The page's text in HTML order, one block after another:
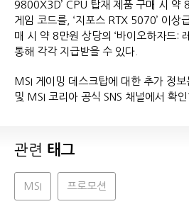
9800X3D’ CPU 탑재 제품 구매 시 약 8
게임 코드를, ‘지포스 RTX 5070’ 이상
매 시 약 8만원 상당의 ‘바이오하자드:
통해 각각 지급받을 수 있다.
MSI 게이밍 데스크탑에 대한 추가 정
및 MSI 코리아 공식 SNS 채널에서 확인
관련 태그
MSI 프로모션